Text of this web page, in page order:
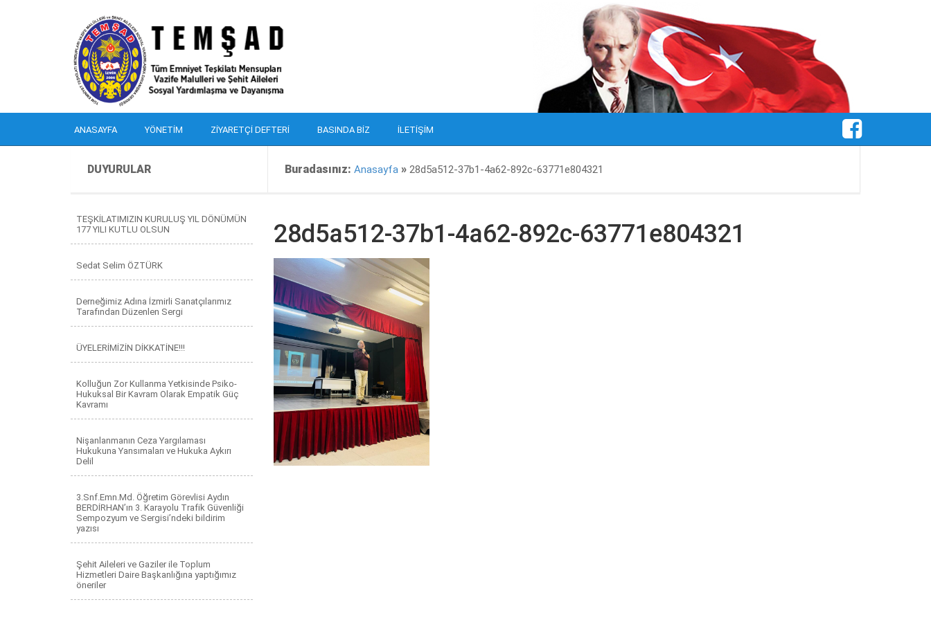
ANASAYFA YÖNETIM ZIYARETÇI DEFTERI BASINDA BIZ İLETIŞIM
DUYURULAR Buradasınız: Anasayfa » 28d5a512-37b1-4a62-892c-63771e804321
TEŞKİLATIMIZIN KURULUŞ YIL DÖNÜMÜN
177 YILI KUTLU OLSUN
Sedat Selim ÖZTÜRK
Derneğimiz Adına İzmirli Sanatçılarımız
Tarafından Düzenlen Sergi
ÜYELERİMİZİN DİKKATİNE!!!
Kolluğun Zor Kullanma Yetkisinde Psiko-
Hukuksal Bir Kavram Olarak Empatik Güç
Kavramı
Nişanlanmanın Ceza Yargılaması
Hukukuna Yansımaları ve Hukuka Aykırı
Delil
3.Snf.Emn.Md. Öğretim Görevlisi Aydın
BERDİRHAN’ın 3. Karayolu Trafik Güvenliği
Sempozyum ve Sergisi’ndeki bildirim
yazısı
Şehit Aileleri ve Gaziler ile Toplum
Hizmetleri Daire Başkanlığına yaptığımız
öneriler
28d5a512-37b1-4a62-892c-63771e804321